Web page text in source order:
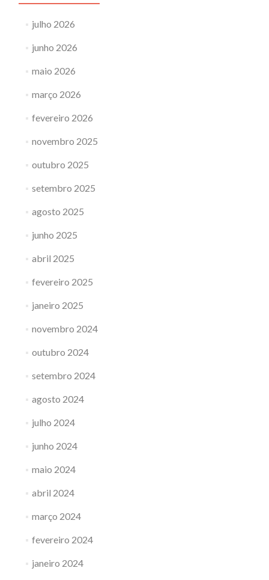
julho 2026
junho 2026
maio 2026
março 2026
fevereiro 2026
novembro 2025
outubro 2025
setembro 2025
agosto 2025
junho 2025
abril 2025
fevereiro 2025
janeiro 2025
novembro 2024
outubro 2024
setembro 2024
agosto 2024
julho 2024
junho 2024
maio 2024
abril 2024
março 2024
fevereiro 2024
janeiro 2024